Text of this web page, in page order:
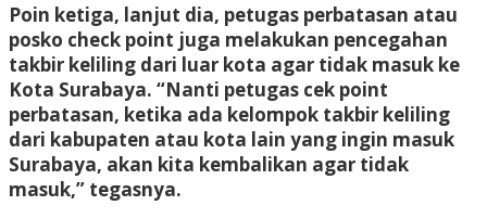
Poin ketiga, lanjut dia, petugas perbatasan atau
posko check point juga melakukan pencegahan
takbir keliling dari luar kota agar tidak masuk ke
Kota Surabaya. “Nanti petugas cek point
perbatasan, ketika ada kelompok takbir keliling
dari kabupaten atau kota lain yang ingin masuk
Surabaya, akan kita kembalikan agar tidak
masuk,” tegasnya.